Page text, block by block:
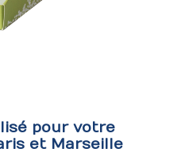
pour votre
et Marseille